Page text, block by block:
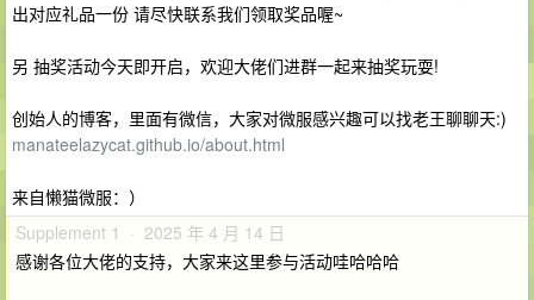
出对应礼品一份 请尽快联系我们领取奖品喔~
另 抽奖活动今天即开启，欢迎大佬们进群一起来抽奖玩耍!
创始人的博客，里面有微信，大家对微服感兴趣可以找老王聊聊天:)
manateelazycat.github.io/about.html
来自懒猫微服：）
Supplement 1 · 2025 年 4 月 14 日
感谢各位大佬的支持，大家来这里参与活动哇哈哈哈